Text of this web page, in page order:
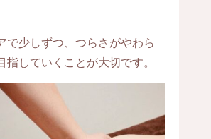
で少しずつ、つらさがやわら
指していくことが大切です。